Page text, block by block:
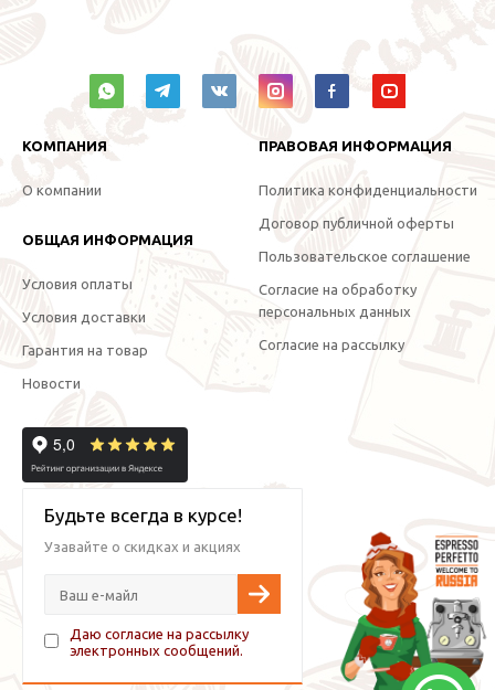
КОМПАНИЯ
О компании
ОБЩАЯ ИНФОРМАЦИЯ
Условия оплаты
Условия доставки
Гарантия на товар
Новости
ПРАВОВАЯ ИНФОРМАЦИЯ
Политика конфиденциальности
Договор публичной оферты
Пользовательское соглашение
Согласие на обработку
персональных данных
Согласие на рассылку
Будьте всегда в курсе!
Узавайте о скидках и акциях
Даю согласие на рассылку
электронных сообщений.